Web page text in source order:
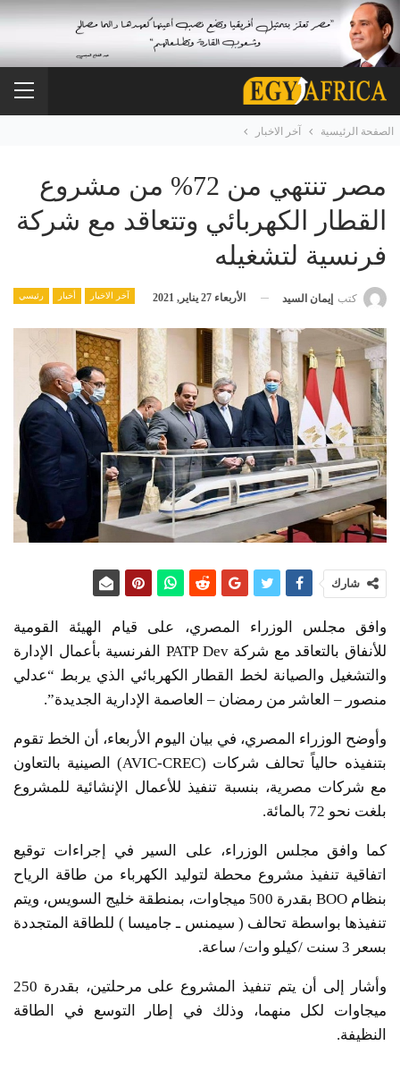
الصفحة الرئيسية آخر الاخبار
مصر تنتهي من 72% من مشروع
القطار الكهربائي وتتعاقد مع شركة
فرنسية لتشغيله
آخر الاخبار أخبار رئيسي كتب إيمان السيد الأربعاء 27 يناير, 2021
شارك
وافق مجلس الوزراء المصري، على قيام الهيئة القومية
للأنفاق بالتعاقد مع شركة PATP Dev الفرنسية بأعمال الإدارة
والتشغيل والصيانة لخط القطار الكهربائي الذي يربط “عدلي
منصور – العاشر من رمضان – العاصمة الإدارية الجديدة”.
وأوضح الوزراء المصري، في بيان اليوم الأربعاء، أن الخط تقوم
بتنفيذه حالياً تحالف شركات (AVIC-CREC) الصينية بالتعاون
مع شركات مصرية، بنسبة تنفيذ للأعمال الإنشائية للمشروع
بلغت نحو 72 بالمائة.
كما وافق مجلس الوزراء، على السير في إجراءات توقيع
اتفاقية تنفيذ مشروع محطة لتوليد الكهرباء من طاقة الرياح
بنظام BOO بقدرة 500 ميجاوات، بمنطقة خليج السويس، ويتم
تنفيذها بواسطة تحالف ( سيمنس ـ جاميسا ) للطاقة المتجددة
بسعر 3 سنت /كيلو وات/ ساعة.
وأشار إلى أن يتم تنفيذ المشروع على مرحلتين، بقدرة 250
ميجاوات لكل منهما، وذلك في إطار التوسع في الطاقة
النظيفة.